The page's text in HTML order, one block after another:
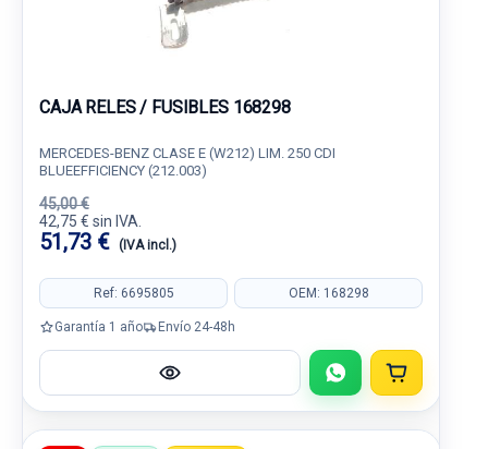
CAJA RELES / FUSIBLES 168298
MERCEDES-BENZ CLASE E (W212) LIM. 250 CDI
BLUEEFFICIENCY (212.003)
45,00 €
42,75 € sin IVA.
51,73 € (IVA incl.)
Ref: 6695805 OEM: 168298
Garantía 1 año Envío 24-48h